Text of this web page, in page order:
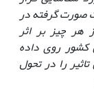
صورت گرفته در
هر چیز بر اثر
روی داده
را در تحول